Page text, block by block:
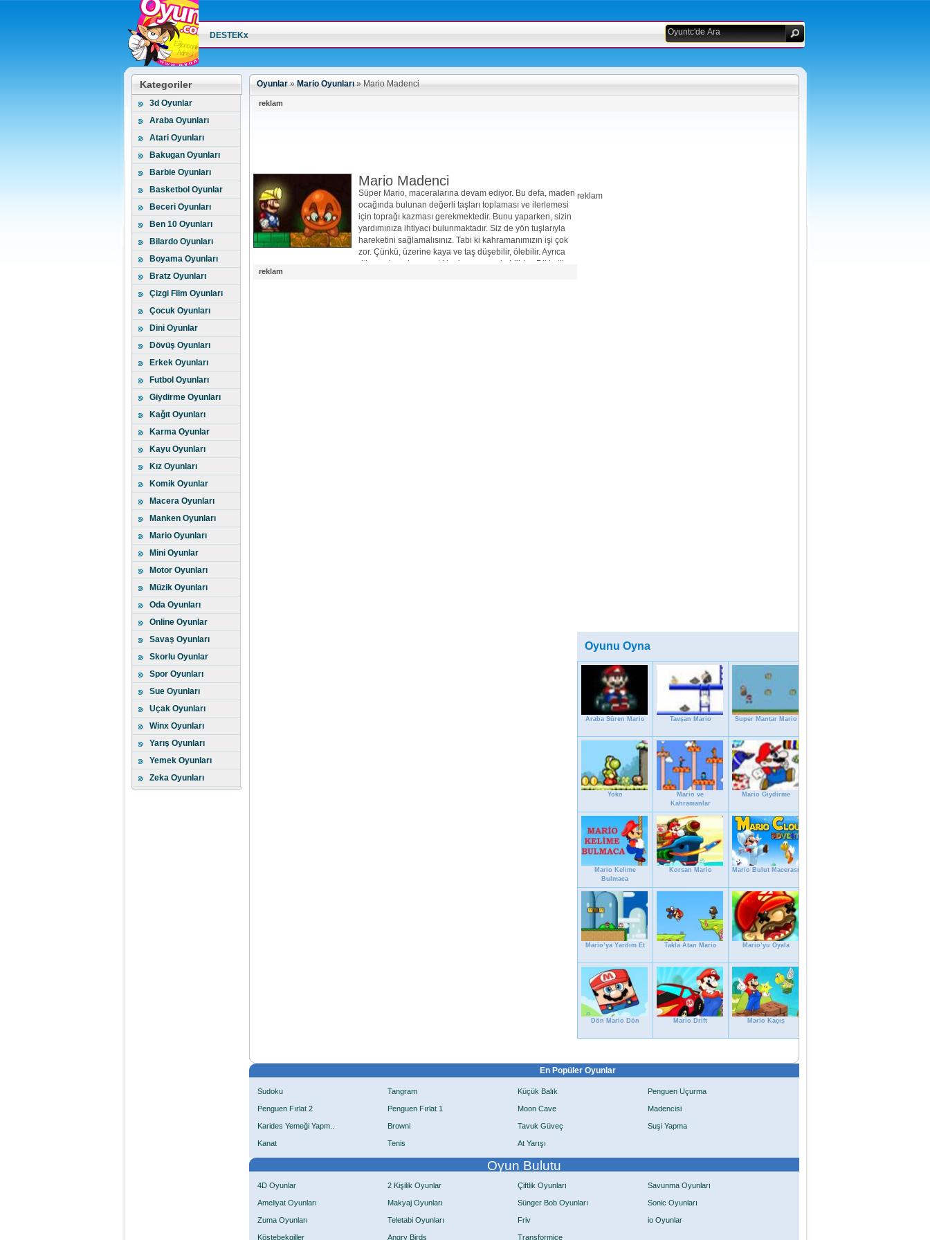
DESTEKx
Kategoriler
3d Oyunlar
Araba Oyunları
Atari Oyunları
Bakugan Oyunları
Barbie Oyunları
Basketbol Oyunlar
Beceri Oyunları
Ben 10 Oyunları
Bilardo Oyunları
Boyama Oyunları
Bratz Oyunları
Çizgi Film Oyunları
Çocuk Oyunları
Dini Oyunlar
Dövüş Oyunları
Erkek Oyunları
Futbol Oyunları
Giydirme Oyunları
Kağıt Oyunları
Karma Oyunlar
Kayu Oyunları
Kız Oyunları
Komik Oyunlar
Macera Oyunları
Manken Oyunları
Mario Oyunları
Mini Oyunlar
Motor Oyunları
Müzik Oyunları
Oda Oyunları
Online Oyunlar
Savaş Oyunları
Skorlu Oyunlar
Spor Oyunları
Sue Oyunları
Uçak Oyunları
Winx Oyunları
Yarış Oyunları
Yemek Oyunları
Zeka Oyunları
Oyunlar » Mario Oyunları »Mario Madenci
reklam
Mario Madenci
Süper Mario, maceralarına devam ediyor. Bu defa, maden
ocağında bulunan değerli taşları toplaması ve ilerlemesi
için toprağı kazması gerekmektedir. Bunu yaparken, sizin
yardımınıza ihtiyacı bulunmaktadır. Siz de yön tuşlarıyla
hareketini sağlamalısınız. Tabi ki kahramanımızın işi çok
zor. Çünkü, üzerine kaya ve taş düşebilir, ölebilir. Ayrıca
düşmanları olan yaratıklar karşısına çıkabilirler. Dikkatli
reklam
reklam
Oyunu Oyna
Araba Süren Mario Tavşan Mario Super Mantar Mario
Yoko
Mario ve
Kahramanlar
Mario Giydirme
Mario Kelime
Bulmaca
Korsan Mario Mario Bulut Macerası
Mario’ya Yardım Et Takla Atan Mario Mario’yu Oyala
Dön Mario Dön Mario Drift Mario Kaçış
En Popüler Oyunlar
Sudoku Tangram Küçük Balık Penguen Uçurma
Penguen Fırlat 2 Penguen Fırlat 1 Moon Cave Madencisi
Karides Yemeği Yapm.. Browni Tavuk Güveç Suşi Yapma
Kanat Tenis At Yarışı
Oyun Bulutu
4D Oyunlar 2 Kişilik Oyunlar Çiftlik Oyunları Savunma Oyunları
Ameliyat Oyunları Makyaj Oyunları Sünger Bob Oyunları Sonic Oyunları
Zuma Oyunları Teletabi Oyunları Friv io Oyunlar
Köstebekgiller Angry Birds Transformice